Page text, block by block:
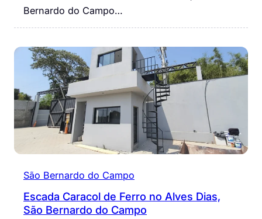
Bernardo do Campo…
São Bernardo do Campo
Escada Caracol de Ferro no Alves Dias,
São Bernardo do Campo